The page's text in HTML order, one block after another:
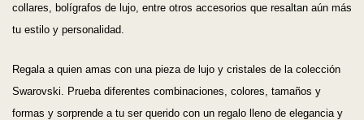
collares, bolígrafos de lujo, entre otros accesorios que resaltan aún más
tu estilo y personalidad.
Regala a quien amas con una pieza de lujo y cristales de la colección
Swarovski. Prueba diferentes combinaciones, colores, tamaños y
formas y sorprende a tu ser querido con un regalo lleno de elegancia y